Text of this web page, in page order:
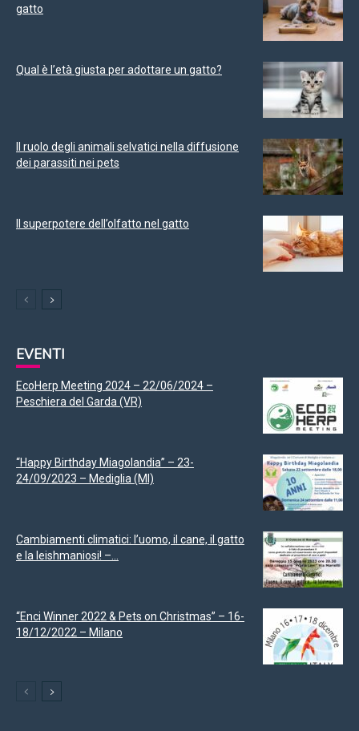
gatto
Qual è l’età giusta per adottare un gatto?
Il ruolo degli animali selvatici nella diffusione
dei parassiti nei pets
Il superpotere dell’olfatto nel gatto
EVENTI
EcoHerp Meeting 2024 – 22/06/2024 –
Peschiera del Garda (VR)
“Happy Birthday Miagolandia” – 23-
24/09/2023 – Mediglia (MI)
Cambiamenti climatici: l’uomo, il cane, il gatto
e la leishmaniosi! –...
“Enci Winner 2022 & Pets on Christmas” – 16-
18/12/2022 – Milano